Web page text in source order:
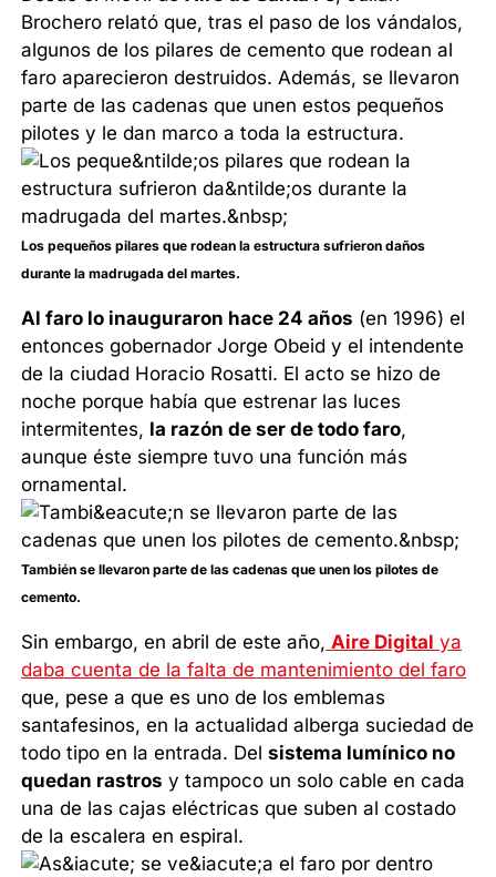
Brochero relató que, tras el paso de los vándalos,
algunos de los pilares de cemento que rodean al
faro aparecieron destruidos. Además, se llevaron
parte de las cadenas que unen estos pequeños
pilotes y le dan marco a toda la estructura.
Los pequeños pilares que rodean la estructura sufrieron daños
durante la madrugada del martes.
Al faro lo inauguraron hace 24 años (en 1996) el
entonces gobernador Jorge Obeid y el intendente
de la ciudad Horacio Rosatti. El acto se hizo de
noche porque había que estrenar las luces
intermitentes, la razón de ser de todo faro,
aunque éste siempre tuvo una función más
ornamental.
También se llevaron parte de las cadenas que unen los pilotes de
cemento.
Sin embargo, en abril de este año, Aire Digital ya
daba cuenta de la falta de mantenimiento del faro
que, pese a que es uno de los emblemas
santafesinos, en la actualidad alberga suciedad de
todo tipo en la entrada. Delsistema lumínico no
quedan rastros y tampoco un solo cable en cada
una de las cajas eléctricas que suben al costado
de la escalera en espiral.